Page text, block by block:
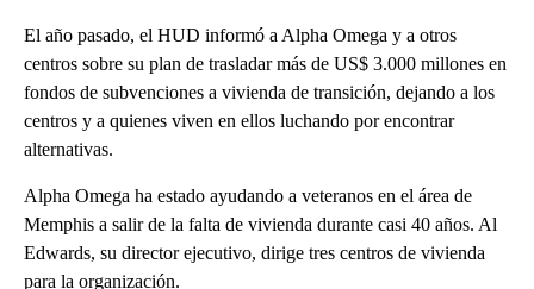
El año pasado, el HUD informó a Alpha Omega y a otros
centros sobre su plan de trasladar más de US$ 3.000 millones en
fondos de subvenciones a vivienda de transición, dejando a los
centros y a quienes viven en ellos luchando por encontrar
alternativas.
Alpha Omega ha estado ayudando a veteranos en el área de
Memphis a salir de la falta de vivienda durante casi 40 años. Al
Edwards, su director ejecutivo, dirige tres centros de vivienda
para la organización.